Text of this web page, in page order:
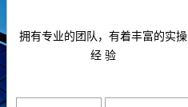
拥有专业的团队，有着丰富的实操
经 验